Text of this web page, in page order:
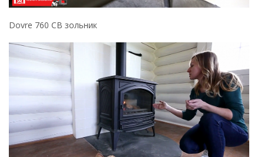
Dovre 760 CB зольник